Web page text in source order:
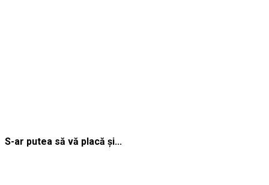
S-ar putea să vă placă și...